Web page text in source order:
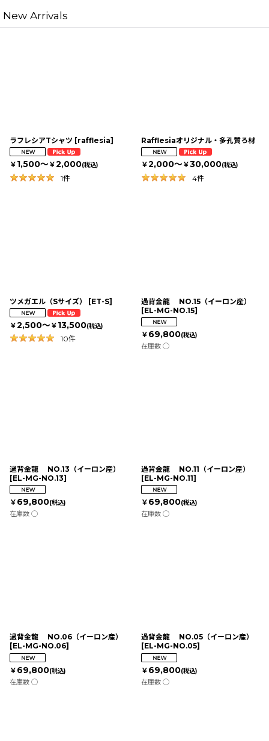
New Arrivals
ラフレシアTシャツ [rafflesia]
￥ 1,500～￥2,000(税込)
1件
Rafflesiaオリジナル・多孔質ろ材
￥2,000～￥30,000(税込)
4件
ツメガエル（Sサイズ） [ET-S]
￥2,500～￥ 13,500(税込)
10件
過背金龍 NO.15（イーロン産）
[EL-MG-NO.15]
￥ 69,800(税込)
在庫数 ◯
過背金龍 NO.13（イーロン産）
[EL-MG-NO.13]
￥ 69,800(税込)
在庫数 ◯
過背金龍 NO.11（イーロン産）
[EL-MG-NO.11]
￥ 69,800(税込)
在庫数 ◯
過背金龍 NO.06（イーロン産）
[EL-MG-NO.06]
￥ 69,800(税込)
在庫数 ◯
過背金龍 NO.05（イーロン産）
[EL-MG-NO.05]
￥ 69,800(税込)
在庫数 ◯